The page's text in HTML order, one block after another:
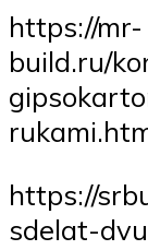
https://mr-
build.ru/
https://
sdelat-